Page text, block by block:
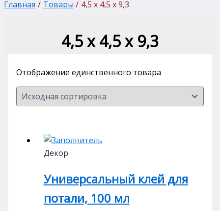
Главная Товары 4,5 х 4,5 х 9,3
4,5 х 4,5 х 9,3
Отображение единственного товара
Декор
Универсальный клей для
потали, 100 мл